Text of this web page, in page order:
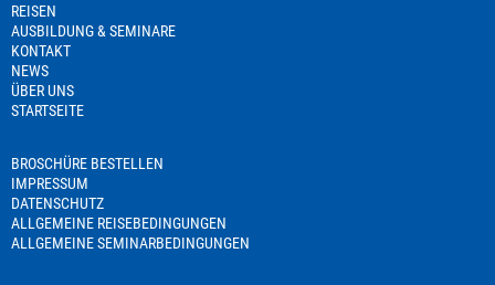
REISEN
AUSBILDUNG & SEMINARE
KONTAKT
NEWS
ÜBER UNS
STARTSEITE
BROSCHÜRE BESTELLEN
IMPRESSUM
DATENSCHUTZ
ALLGEMEINE REISEBEDINGUNGEN
ALLGEMEINE SEMINARBEDINGUNGEN